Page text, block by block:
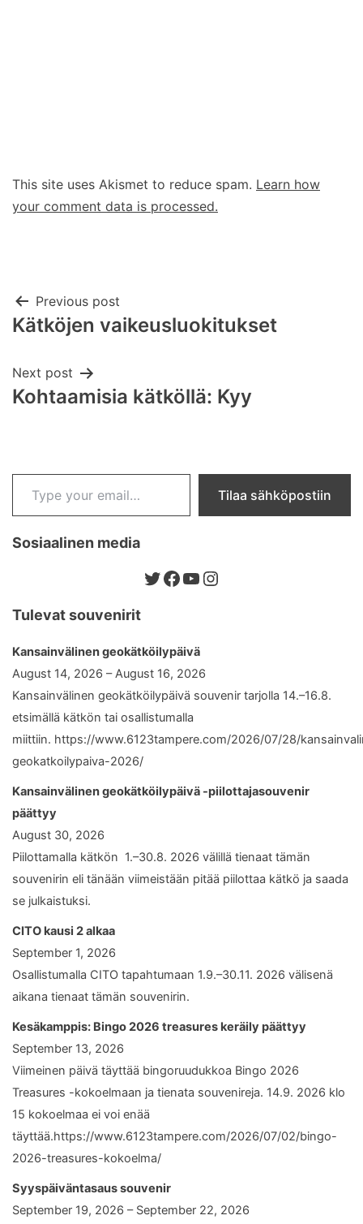
This site uses Akismet to reduce spam. Learn how
your comment data is processed.
Post
navigation
Previous post
Kätköjen vaikeusluokitukset
Next post
Kohtaamisia kätköllä: Kyy
Type your email…
Tilaa sähköpostiin
Sosiaalinen media
Twitter
Facebook
YouTube
Instagram
Tulevat souvenirit
Kansainvälinen geokätköilypäivä
August 14, 2026 – August 16, 2026
Kansainvälinen geokätköilypäivä souvenir tarjolla 14.–16.8.
etsimällä kätkön tai osallistumalla
miittiin. https://www.6123tampere.com/2026/07/28/
geokatkoilypaiva-2026/
Kansainvälinen geokätköilypäivä -piilottajasouvenir
päättyy
August 30, 2026
Piilottamalla kätkön 1.–30.8. 2026 välillä tienaat tämän
souvenirin eli tänään viimeistään pitää piilottaa kätkö ja saada
se julkaistuksi.
CITO kausi 2 alkaa
September 1, 2026
Osallistumalla CITO tapahtumaan 1.9.–30.11. 2026 välisenä
aikana tienaat tämän souvenirin.
Kesäkamppis: Bingo 2026 treasures keräily päättyy
September 13, 2026
Viimeinen päivä täyttää bingoruudukkoa Bingo 2026
Treasures -kokoelmaan ja tienata souvenireja. 14.9. 2026 klo
15 kokoelmaa ei voi enää
täyttää.https://www.6123tampere.com/2026/07/02/bingo-
2026-treasures-kokoelma/
Syyspäiväntasaus souvenir
September 19, 2026 – September 22, 2026